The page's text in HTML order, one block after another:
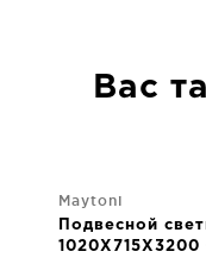
Вас
Maytoni
Подвесной
1020X715X3200